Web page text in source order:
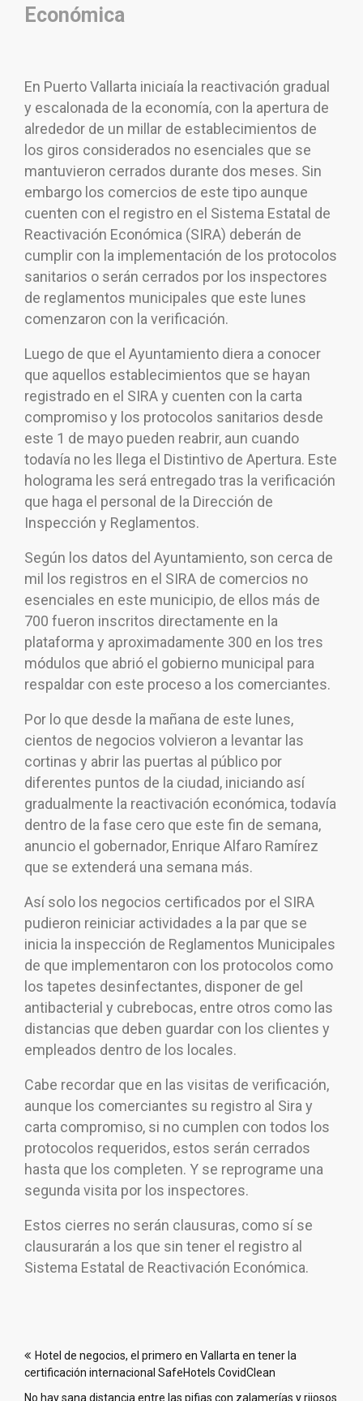
Económica
En Puerto Vallarta iniciaía la reactivación gradual
y escalonada de la economía, con la apertura de
alrededor de un millar de establecimientos de
los giros considerados no esenciales que se
mantuvieron cerrados durante dos meses. Sin
embargo los comercios de este tipo aunque
cuenten con el registro en el Sistema Estatal de
Reactivación Económica (SIRA) deberán de
cumplir con la implementación de los protocolos
sanitarios o serán cerrados por los inspectores
de reglamentos municipales que este lunes
comenzaron con la verificación.
Luego de que el Ayuntamiento diera a conocer
que aquellos establecimientos que se hayan
registrado en el SIRA y cuenten con la carta
compromiso y los protocolos sanitarios desde
este 1 de mayo pueden reabrir, aun cuando
todavía no les llega el Distintivo de Apertura. Este
holograma les será entregado tras la verificación
que haga el personal de la Dirección de
Inspección y Reglamentos.
Según los datos del Ayuntamiento, son cerca de
mil los registros en el SIRA de comercios no
esenciales en este municipio, de ellos más de
700 fueron inscritos directamente en la
plataforma y aproximadamente 300 en los tres
módulos que abrió el gobierno municipal para
respaldar con este proceso a los comerciantes.
Por lo que desde la mañana de este lunes,
cientos de negocios volvieron a levantar las
cortinas y abrir las puertas al público por
diferentes puntos de la ciudad, iniciando así
gradualmente la reactivación económica, todavía
dentro de la fase cero que este fin de semana,
anuncio el gobernador, Enrique Alfaro Ramírez
que se extenderá una semana más.
Así solo los negocios certificados por el SIRA
pudieron reiniciar actividades a la par que se
inicia la inspección de Reglamentos Municipales
de que implementaron con los protocolos como
los tapetes desinfectantes, disponer de gel
antibacterial y cubrebocas, entre otros como las
distancias que deben guardar con los clientes y
empleados dentro de los locales.
Cabe recordar que en las visitas de verificación,
aunque los comerciantes su registro al Sira y
carta compromiso, si no cumplen con todos los
protocolos requeridos, estos serán cerrados
hasta que los completen. Y se reprograme una
segunda visita por los inspectores.
Estos cierres no serán clausuras, como sí se
clausurarán a los que sin tener el registro al
Sistema Estatal de Reactivación Económica.
de
entradas
Hotel de negocios, el primero en Vallarta en tener la
certificación internacional SafeHotels CovidClean
No hay sana distancia entre las pifias con zalamerías y rijosos